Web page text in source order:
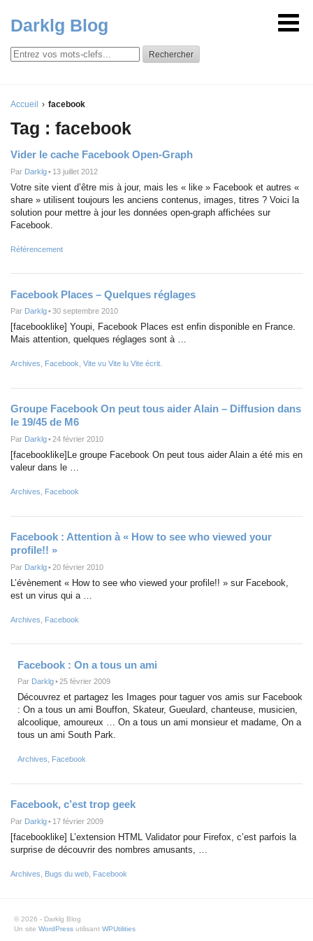
Darklg Blog
Rechercher
Accueil facebook
Tag : facebook
Vider le cache Facebook Open-Graph
Par Darklg• 13 juillet 2012
Votre site vient d’être mis à jour, mais les « like » Facebook et autres «
share » utilisent toujours les anciens contenus, images, titres ? Voici la
solution pour mettre à jour les données open-graph affichées sur
Facebook.
Référencement
Facebook Places – Quelques réglages
Par Darklg•30 septembre 2010
[facebooklike] Youpi, Facebook Places est enfin disponible en France.
Mais attention, quelques réglages sont à …
Archives Facebook Vite vu Vite lu Vite écrit.
Groupe Facebook On peut tous aider Alain – Diffusion dans
le 19/45 de M6
Par Darklg•24 février 2010
[facebooklike]Le groupe Facebook On peut tous aider Alain a été mis en
valeur dans le …
Archives Facebook
Facebook : Attention à « How to see who viewed your
profile!! »
Par Darklg•20 février 2010
L’évènement « How to see who viewed your profile!! » sur Facebook,
est un virus qui a …
Archives Facebook
Facebook : On a tous un ami
Par Darklg•25 février 2009
Découvrez et partagez les Images pour taguer vos amis sur Facebook
: On a tous un ami Bouffon, Skateur, Gueulard, chanteuse, musicien,
alcoolique, amoureux … On a tous un ami monsieur et madame, On a
tous un ami South Park.
Archives, Facebook
Facebook, c’est trop geek
Par Darklg• 17 février 2009
[facebooklike] L’extension HTML Validator pour Firefox, c’est parfois la
surprise de découvrir des nombres amusants, …
Archives Bugs du web Facebook
© 2026 - Darklg Blog
Un site WordPress utilisant WPUtilities